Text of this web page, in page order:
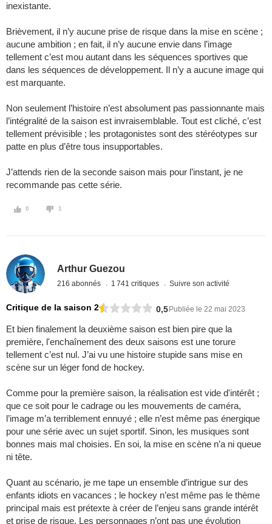
inexistante.
Brièvement, il n’y aucune prise de risque dans la mise en scène ;
aucune ambition ; en fait, il n’y aucune envie dans l’image
tellement c’est mou autant dans les séquences sportives que
dans les séquences de développement. Il n’y a aucune image qui
est marquante.
Non seulement l’histoire n’est absolument pas passionnante mais
l’intégralité de la saison est invraisemblable. Tout est cliché, c’est
tellement prévisible ; les protagonistes sont des stéréotypes sur
patte en plus d’être tous insupportables.
J’attends rien de la seconde saison mais pour l’instant, je ne
recommande pas cette série.
0 1
Arthur Guezou
216 abonnés 1 741 critiques Suivre son activité
Critique de la saison 2 0,5Publiée le 22 mai 2023
Et bien finalement la deuxième saison est bien pire que la
première, l'enchaînement des deux saisons est une torure
tellement c’est nul. J’ai vu une histoire stupide sans mise en
scène sur un léger fond de hockey.
Comme pour la première saison, la réalisation est vide d'intérêt ;
que ce soit pour le cadrage ou les mouvements de caméra,
l’image m’a terriblement ennuyé ; elle n’est même pas énergique
pour une série avec un sujet sportif. Sinon, les musiques sont
bonnes mais mal choisies. En soi, la mise en scène n’a ni queue
ni tête.
Quant au scénario, je me tape un ensemble d’intrigue sur des
enfants idiots en vacances ; le hockey n’est même pas le thème
principal mais est prétexte à créer de l’enjeu sans grande intérêt
et prise de risque. Les personnages n’ont pas une évolution